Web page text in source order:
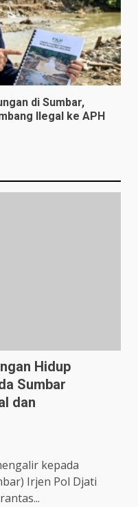
di Sumbar,
Ilegal ke APH
Hidup
Sumbar
dan
kepada
Irjen Pol Djati